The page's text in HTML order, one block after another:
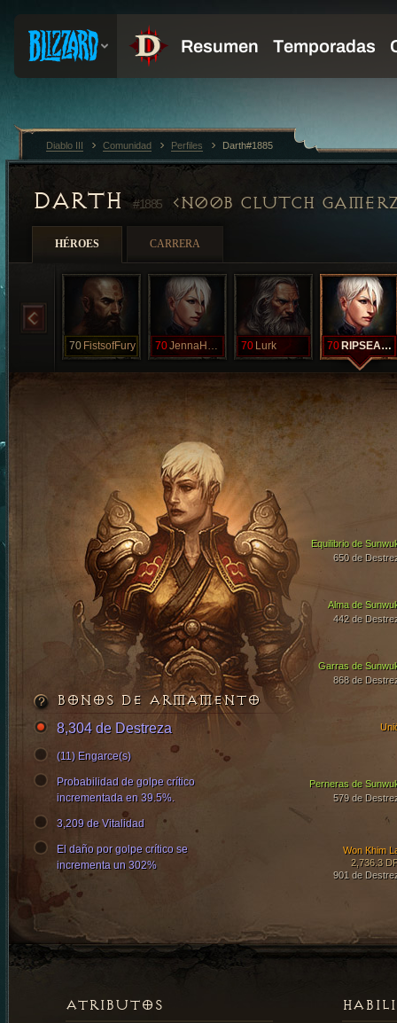
DARTH#1885 N00B CLUTCH
HÉROES CARRERA
70 FistsofFury 70 JennaHayes 70 Lurk 70 RIPSEASON
Alma de
442 de
Garras de
868 de
Equilibrio de
650 de
Perneras de
579 de
Won Khim
2,736.3
901 de
BONOS DE ARMAMENTO
8,304 de Destreza
(11) Engarce(s)
Probabilidad de golpe crítico
incrementada en 39.5%.
3,209 de Vitalidad
El daño por golpe crítico se
incrementa un 302%
ATRIBUTOS
Diablo III Comunidad Perfiles Darth#1885